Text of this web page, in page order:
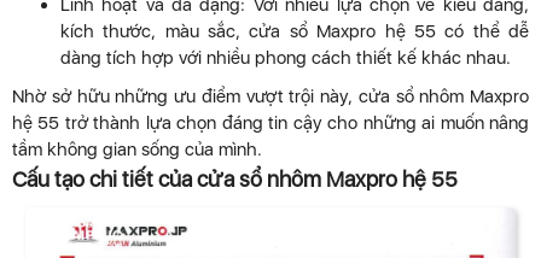
Linh hoạt và đa dạng: Với nhiều lựa chọn về kiểu dáng,
kích thước, màu sắc, cửa sổ Maxpro hệ 55 có thể dễ
dàng tích hợp với nhiều phong cách thiết kế khác nhau.
Nhờ sở hữu những ưu điểm vượt trội này, cửa sổ nhôm Maxpro
hệ 55 trở thành lựa chọn đáng tin cậy cho những ai muốn nâng
tầm không gian sống của mình.
Cấu tạo chi tiết của cửa sổ nhôm Maxpro hệ 55